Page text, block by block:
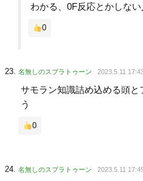
わかる、0F反応とかしな
0
名無しのスプラトゥーン 2023.5.11
サモラン知識詰め込める頭
う
0
名無しのスプラトゥーン 2023.5.11